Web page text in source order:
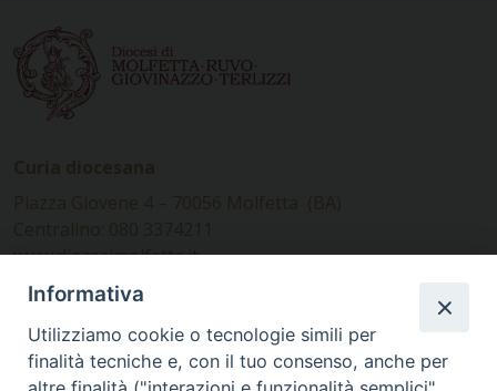
www.diocesimolfetta.it –
diocesimolfetta@pec.chiesacattolica.it
Ufficio Comunicazioni sociali
Informativa
Utilizziamo cookie o tecnologie simili per
finalità tecniche e, con il tuo consenso, anche per